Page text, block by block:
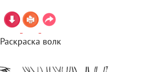
Раскраска волк